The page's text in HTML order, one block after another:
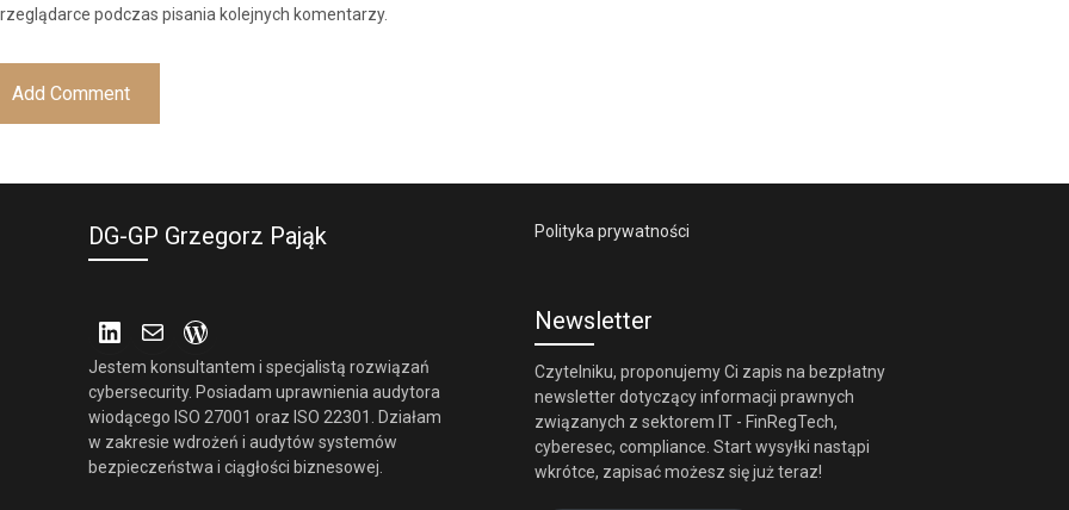
podczas pisania kolejnych komentarzy.
DG-GP Grzegorz Pająk
LinkedIn
Mail
Jestem konsultantem i specjalistą rozwiązań
cybersecurity. Posiadam uprawnienia audytora
wiodącego ISO 27001 oraz ISO 22301. Działam
w zakresie wdrożeń i audytów systemów
bezpieczeństwa i ciągłości biznesowej.
Polityka prywatności
Newsletter
Czytelniku, proponujemy Ci zapis na bezpłatny
newsletter dotyczący informacji prawnych
związanych z sektorem IT - FinRegTech,
cyberesec, compliance. Start wysyłki nastąpi
wkrótce, zapisać możesz się już teraz!